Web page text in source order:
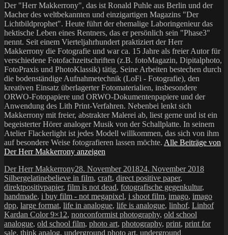
Der "Herr Makkerrony", das ist Ronald Puhle aus Berlin und der
Macher des weltbekannten und einzigartigen Magazins "Der
Lichtbildprophet". Heute führt der ehemalige Laboringenieur das
hektische Leben eines Rentners, das er persönlich sein "Phase3"
nennt. Seit einem Vierteljahrhundert praktiziert der Herr
Makkerrony die Fotografie und war ca. 15 Jahre als freier Autor für
verschiedene Fotofachzeitschriften (z.B. fotoMagazin, Dipitalphoto,
FotoPraxis und PhotoKlassik) tätig. Seine Arbeiten bestechen durch
die bodenständige Aufnahmetechnik (LoFi - Fotografie), den
kreativen Einsatz überlagerter Fotomaterialien, insbesondere
ORWO-Fotopapiere und ORWO-Dokumentenpapiere und der
Anwendung des Lith Print-Verfahren. Nebenbei lenkt sich
Makkerrony mit freier, abstrakter Malerei ab, liest gerne und ist ein
begeisterter Hörer analoger Musik von der Schallplatte. In seinem
Atelier Flackerlight ist jedes Modell willkommen, das sich von ihm
auf besondere Weise fotografieren lassen möchte. Alle Beiträge von
Der Herr Makkerrony anzeigen
Autor
Der Herr MakkerronyVeröffentlicht
am
28. November 201824. November 2018
SilbergelatineSchlagwörter
believe in film, craft, direct positive paper,
direktpositivpapier, film is not dead, fotografische gegenkultur,
handmade, i buy film - not megapixel, i shoot film, imago, imago
dpp, large format, life in analogue, life is analogue, linhof, Linhof
Kardan Color 9×12, nonconformist photography, old school
analogue, old school film, photo art, photography, print, print for
sale, think analog, underground photo art, underground